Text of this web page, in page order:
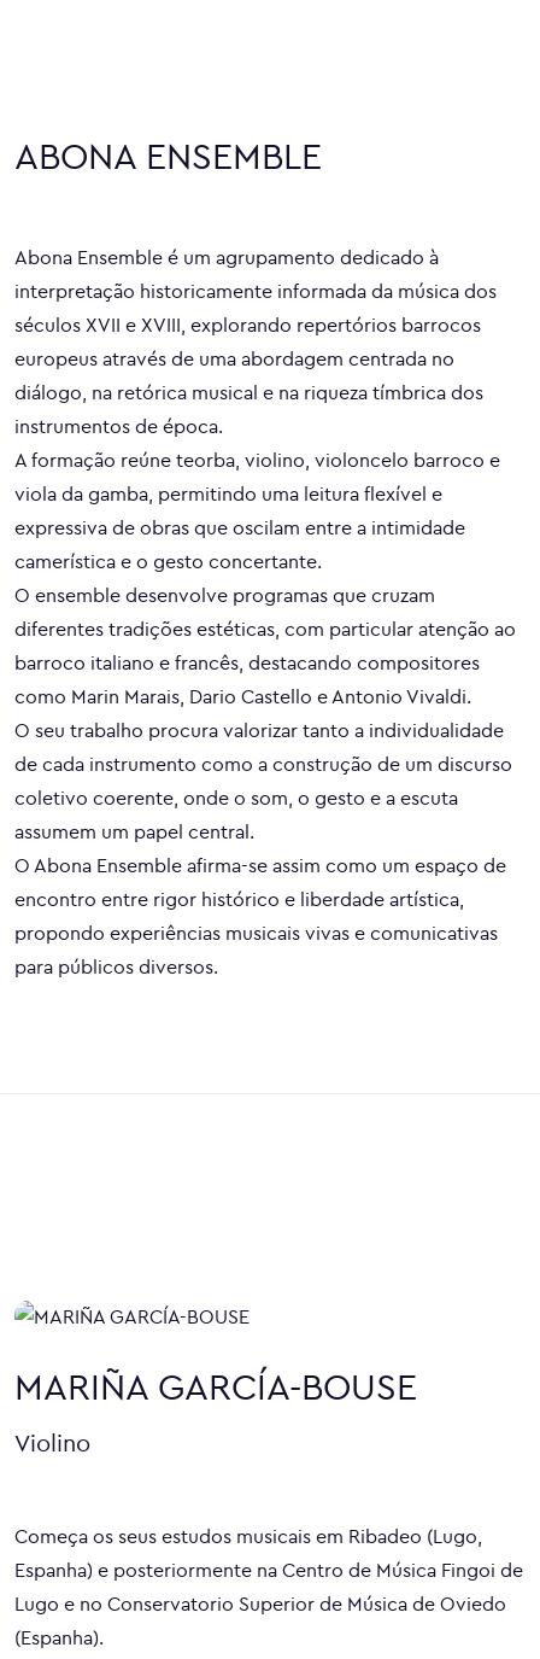
ABONA ENSEMBLE
Abona Ensemble é um agrupamento dedicado à
interpretação historicamente informada da música dos
séculos XVII e XVIII, explorando repertórios barrocos
europeus através de uma abordagem centrada no
diálogo, na retórica musical e na riqueza tímbrica dos
instrumentos de época.
A formação reúne teorba, violino, violoncelo barroco e
viola da gamba, permitindo uma leitura flexível e
expressiva de obras que oscilam entre a intimidade
camerística e o gesto concertante.
O ensemble desenvolve programas que cruzam
diferentes tradições estéticas, com particular atenção ao
barroco italiano e francês, destacando compositores
como Marin Marais, Dario Castello e Antonio Vivaldi.
O seu trabalho procura valorizar tanto a individualidade
de cada instrumento como a construção de um discurso
coletivo coerente, onde o som, o gesto e a escuta
assumem um papel central.
O Abona Ensemble afirma-se assim como um espaço de
encontro entre rigor histórico e liberdade artística,
propondo experiências musicais vivas e comunicativas
para públicos diversos.
MARIÑA GARCÍA-BOUSE
Violino
Começa os seus estudos musicais em Ribadeo (Lugo,
Espanha) e posteriormente na Centro de Música Fingoi de
Lugo e no Conservatorio Superior de Música de Oviedo
(Espanha).